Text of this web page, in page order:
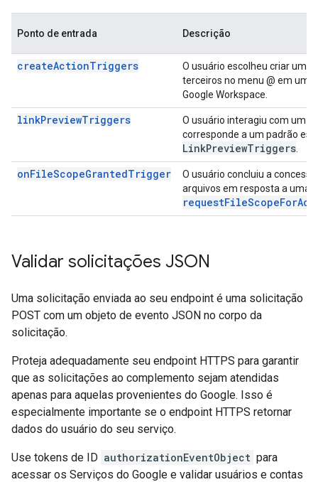
Ponto de entrada Descrição
createActionTriggers
O usuário escolheu criar um
terceiros no menu @ em um
Google Workspace.
linkPreviewTriggers
O usuário interagiu com um
corresponde a um padrão
LinkPreviewTriggers
onFileScopeGrantedTrigger
O usuário concluiu a
arquivos em resposta a uma
Validar solicitações JSON
Uma solicitação enviada ao seu endpoint é uma solicitação
POST com um objeto de evento JSON no corpo da
solicitação.
Proteja adequadamente seu endpoint HTTPS para garantir
que as solicitações ao complemento sejam atendidas
apenas para aquelas provenientes do Google. Isso é
especialmente importante se o endpoint HTTPS retornar
dados do usuário do seu serviço.
Use tokens de ID authorizationEventObject para
acessar os Serviços do Google e validar usuários e contas